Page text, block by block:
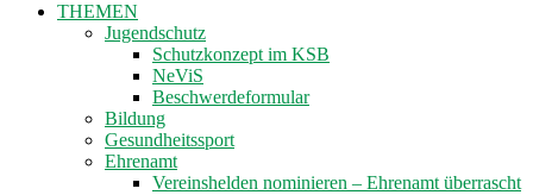
THEMEN
Jugendschutz
Schutzkonzept im KSB
NeViS
Beschwerdeformular
Bildung
Gesundheitssport
Ehrenamt
Vereinshelden nominieren – Ehrenamt überrascht